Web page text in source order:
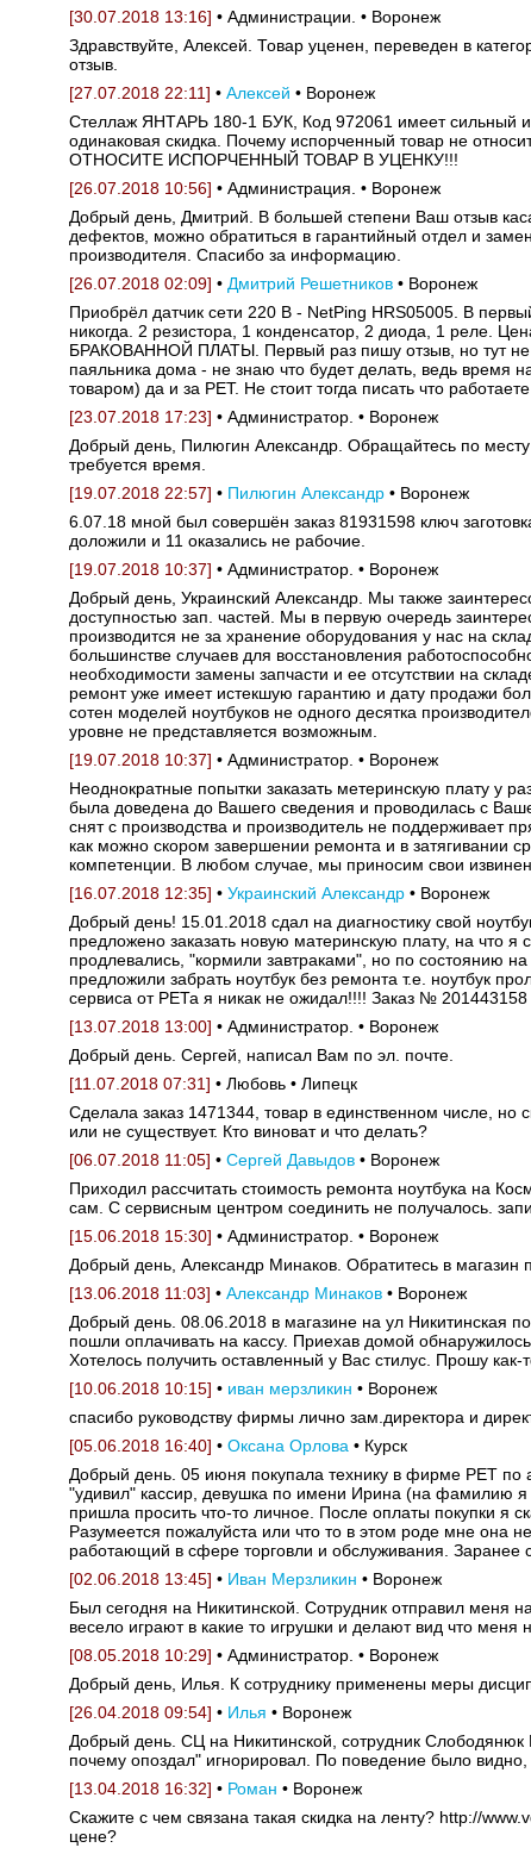
[30.07.2018 13:16] • Администрации. • Воронеж
Здравствуйте, Алексей. Товар уценен, переведен в
отзыв.
[27.07.2018 22:11] • Алексей • Воронеж
Стеллаж ЯНТАРЬ 180-1 БУК, Код 972061 имеет сильный
одинаковая скидка. Почему испорченный товар не
ОТНОСИТЕ ИСПОРЧЕННЫЙ ТОВАР В УЦЕНКУ!!!
[26.07.2018 10:56] • Администрация. • Воронеж
Добрый день, Дмитрий. В большей степени Ваш отзыв
дефектов, можно обратиться в гарантийный отдел и
производителя. Спасибо за информацию.
[26.07.2018 02:09] • Дмитрий Решетников• Воронеж
Приобрёл датчик сети 220 В - NetPing HRS05005. В
никогда. 2 резистора, 1 конденсатор, 2 диода, 1
БРАКОВАННОЙ ПЛАТЫ. Первый раз пишу отзыв, но тут не
паяльника дома - не знаю что будет делать, ведь время
товаром) да и за РЕТ. Не стоит тогда писать что
[23.07.2018 17:23] • Администратор. • Воронеж
Добрый день, Пилюгин Александр. Обращайтесь по
требуется время.
[19.07.2018 22:57] • Пилюгин Александр• Воронеж
6.07.18 мной был совершён заказ 81931598 ключ
доложили и 11 оказались не рабочие.
[19.07.2018 10:37] • Администратор. • Воронеж
Добрый день, Украинский Александр. Мы также
доступностью зап. частей. Мы в первую очередь
производится не за хранение оборудования у нас на
большинстве случаев для восстановления
необходимости замены запчасти и ее отсутствии на
ремонт уже имеет истекшую гарантию и дату продажи
сотен моделей ноутбуков не одного десятка
уровне не представляется возможным.
[19.07.2018 10:37] • Администратор. • Воронеж
Неоднократные попытки заказать метеринскую плату у
была доведена до Вашего сведения и проводилась с
снят с производства и производитель не поддерживает
как можно скором завершении ремонта и в затягивании
компетенции. В любом случае, мы приносим свои
[16.07.2018 12:35] • Украинский Александр• Воронеж
Добрый день! 15.01.2018 сдал на диагностику свой
предложено заказать новую материнскую плату, на что
продлевались, "кормили завтраками", но по состоянию
предложили забрать ноутбук без ремонта т.е. ноутбук
сервиса от РЕТа я никак не ожидал!!!! Заказ № 201443158
[13.07.2018 13:00] • Администратор. • Воронеж
Добрый день. Сергей, написал Вам по эл. почте.
[11.07.2018 07:31] • Любовь • Липецк
Сделала заказ 1471344, товар в единственном числе, но
или не существует. Кто виноват и что делать?
[06.07.2018 11:05] • Сергей Давыдов• Воронеж
Приходил рассчитать стоимость ремонта ноутбука на
сам. С сервисным центром соединить не получалось.
[15.06.2018 15:30] • Администратор. • Воронеж
Добрый день, Александр Минаков. Обратитесь в магазин
[13.06.2018 11:03] • Александр Минаков• Воронеж
Добрый день. 08.06.2018 в магазине на ул Никитинская
пошли оплачивать на кассу. Приехав домой
Хотелось получить оставленный у Вас стилус. Прошу как-
[10.06.2018 10:15] • иван мерзликин • Воронеж
спасибо руководству фирмы лично зам.директора и
[05.06.2018 16:40] • Оксана Орлова • Курск
Добрый день. 05 июня покупала технику в фирме РЕТ по
"удивил" кассир, девушка по имени Ирина (на фамилию я
пришла просить что-то личное. После оплаты покупки я
Разумеется пожалуйста или что то в этом роде мне она
работающий в сфере торговли и обслуживания. Заранее
[02.06.2018 13:45] • Иван Мерзликин • Воронеж
Был сегодня на Никитинской. Сотрудник отправил меня
весело играют в какие то игрушки и делают вид что меня
[08.05.2018 10:29] • Администратор. • Воронеж
Добрый день, Илья. К сотруднику применены меры
[26.04.2018 09:54] • Илья • Воронеж
Добрый день. СЦ на Никитинской, сотрудник
почему опоздал" игнорировал. По поведение было
[13.04.2018 16:32] • Роман • Воронеж
Скажите с чем связана такая скидка на ленту? http://
цене?